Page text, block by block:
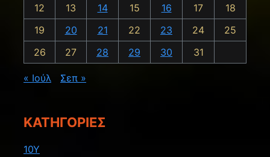
12
13 14 15 16 17
18
19
20 21 22 23 24
25
26
27 28 29 30 31
« Ιούλ Σεπ »
KΑΤΗΓΟΡΊΕΣ
10Y